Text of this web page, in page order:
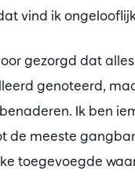
vind ik
gezorgd dat
genoteerd,
Ik ben
de meeste
toegevoegde